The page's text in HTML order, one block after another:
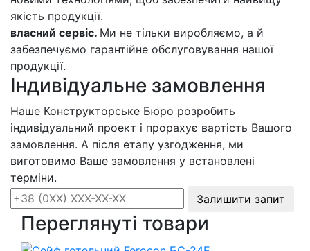
якість продукції.
власний сервіс. Ми не тільки виробляємо, а й
забезпечуємо гарантійне обслуговування нашої
продукції.
Індивідуальне замовлення
Наше Конструкторське Бюро розробить
індивідуальний проект і прорахує вартість Вашого
замовлення. А після етапу узгодження, ми
виготовимо Ваше замовлення у встановлені
терміни.
Залишити запит
Переглянуті товари